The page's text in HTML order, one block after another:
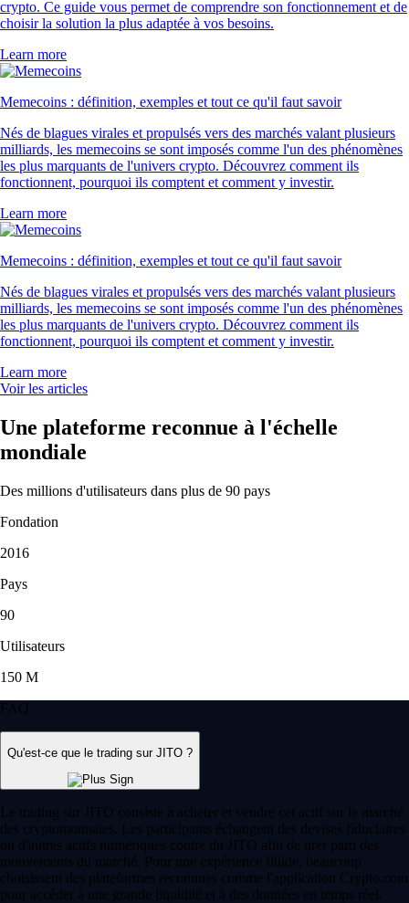
crypto. Ce guide vous permet de comprendre son fonctionnement et de
choisir la solution la plus adaptée à vos besoins.
Learn more
Memecoins : définition, exemples et tout ce qu'il faut savoir
Nés de blagues virales et propulsés vers des marchés valant plusieurs
milliards, les memecoins se sont imposés comme l'un des phénomènes
les plus marquants de l'univers crypto. Découvrez comment ils
fonctionnent, pourquoi ils comptent et comment y investir.
Learn more
Memecoins : définition, exemples et tout ce qu'il faut savoir
Nés de blagues virales et propulsés vers des marchés valant plusieurs
milliards, les memecoins se sont imposés comme l'un des phénomènes
les plus marquants de l'univers crypto. Découvrez comment ils
fonctionnent, pourquoi ils comptent et comment y investir.
Learn more
Voir les articles
Une plateforme reconnue à l'échelle
mondiale
Des millions d'utilisateurs dans plus de 90 pays
Fondation
2016
Pays
90
Utilisateurs
150 M
FAQ
Qu'est-ce que le trading sur JITO ?
Le trading sur JITO consiste à acheter et vendre cet actif sur le marché
des cryptomonnaies. Les participants échangent des devises fiduciaires
ou d'autres actifs numériques contre du JITO afin de tirer parti des
mouvements du marché. Pour une expérience fluide, beaucoup
choisissent des plateformes reconnues comme l'application Crypto.com
pour accéder à une grande liquidité et à des données en temps réel.